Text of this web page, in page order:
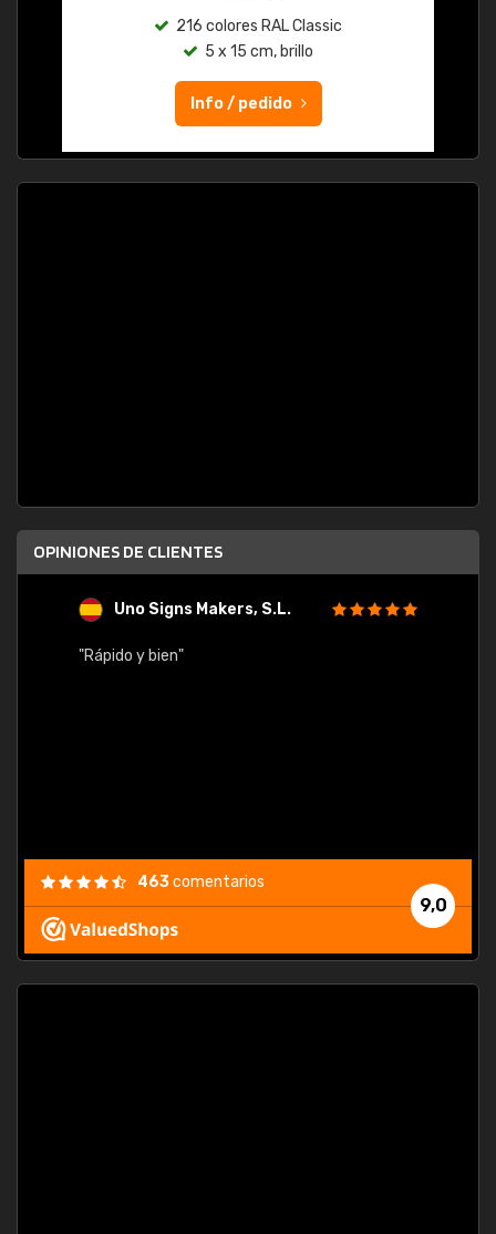
216 colores RAL Classic
5 x 15 cm, brillo
Info / pedido
OPINIONES DE CLIENTES
Uno Signs Makers, S.L.
"Rápido y bien"
9,0
463comentarios